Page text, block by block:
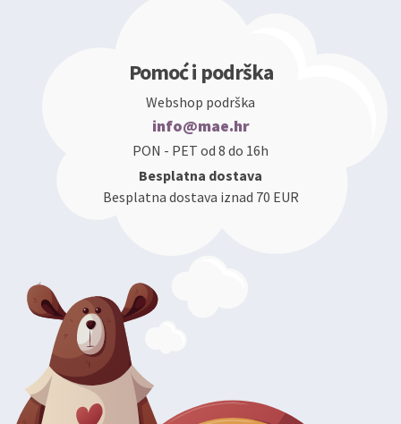
Pomoć i podrška
Webshop podrška
info@mae.hr
PON - PET od 8 do 16h
Besplatna dostava
Besplatna dostava iznad 70 EUR